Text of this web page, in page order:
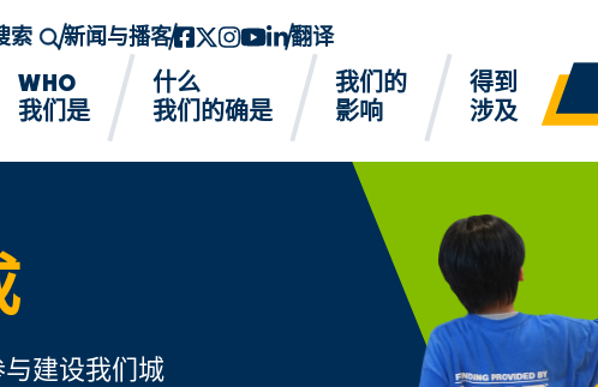
索 新闻与播客Facebook
twitter-x
Instagram的
YouTube
领英翻译
WHO
我们是
什么
我们的确是
我们的
影响
得到
涉及
建设我们城